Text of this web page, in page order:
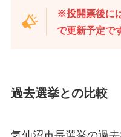
※投開票後に
で更新予定で
過去選挙との比較